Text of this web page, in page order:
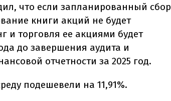
что если запланированный сбор
книги акций не будет
и торговля ее акциями будет
до завершения аудита и
отчетности за 2025 год.
подешевели на 11,91%.